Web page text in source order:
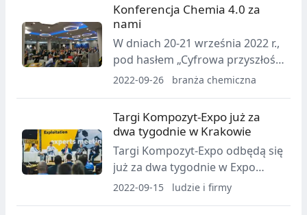
Innoform
Konferencja Chemia 4.0 za
nami
W dniach 20-21 września 2022 r.,
pod hasłem „Cyfrowa przyszłość
– dzieje się tu i teraz”, w hotelu
branży chemicznej,
zorganizowane przez Polską
Izbę Przemysłu Chemicznego
(PIPC) - Konferencja Chemia 4.0.
2022-09-26 branża chemiczna
Targi Kompozyt-Expo już za
dwa tygodnie w Krakowie
Targi Kompozyt-Expo odbędą się
już za dwa tygodnie w Expo
Kraków. Sprawdź kto w tym roku
2022-09-15 ludzie i firmy